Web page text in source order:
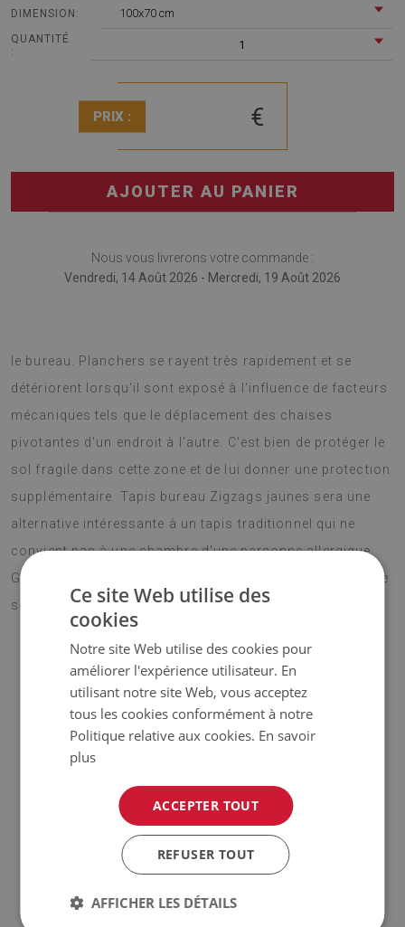
DIMENSION: 100x70 cm
QUANTITÉ
:
1
PRIX : €
AJOUTER AU PANIER
Nous vous livrerons votre commande :
Vendredi, 14 Août 2026 - Mercredi, 19 Août 2026
le bureau. Planchers se rayent très rapidement et se
détériorent lorsqu'il sont exposé à l'influence de facteurs
mécaniques tels que le déplacement des chaises
pivotantes d'un endroit à l'autre. C'est bien de protéger le
sol fragile dans cette zone et de lui donner une protection
supplémentaire. Tapis bureau Zigzags jaunes sera une
alternative intéressante à un tapis traditionnel qui ne
convient pas à une chambre d'une personne allergique.
Grâce à la surface sans poils, la poussière et la saleté ne
se déposent pas aussi facilement sur la surface.
vinyle renforcé par une maille PES ;
Les teintes de la moquette peuvent varier légèrement
par rapport à la visualisation.
Le tapis est conçu pour être utilisé sur une surface dure.
Lorsqu'il est placé sur une surface molle, il peut se plier et se
Ce site Web utilise des
cookies
Notre site Web utilise des cookies pour
améliorer l'expérience utilisateur. En
utilisant notre site Web, vous acceptez
tous les cookies conformément à notre
Politique relative aux cookies. En savoir
plus
ACCEPTER TOUT
REFUSER TOUT
AFFICHER LES DÉTAILS